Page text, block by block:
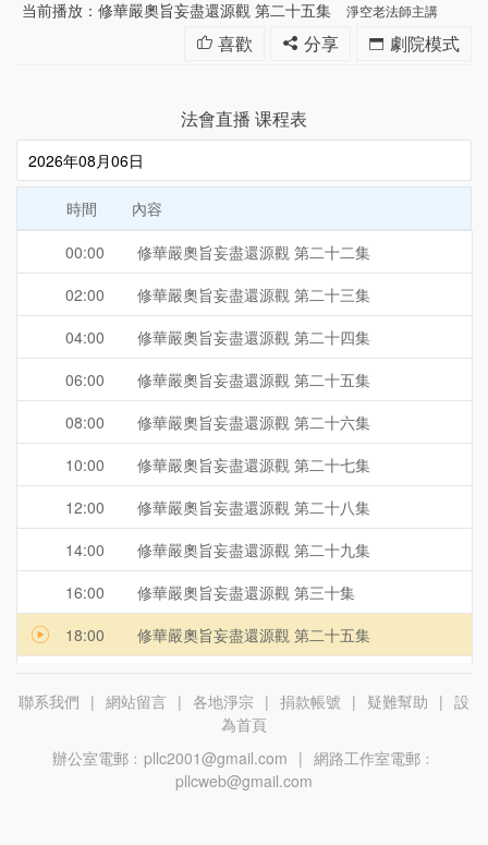
当前播放：修華嚴奧旨妄盡還源觀 第二十五集 淨空老法師主講
劇院模式
分享
喜歡
法會直播 课程表
時間
內容
00:00
修華嚴奧旨妄盡還源觀 第二十二集
02:00
修華嚴奧旨妄盡還源觀 第二十三集
04:00
修華嚴奧旨妄盡還源觀 第二十四集
06:00
修華嚴奧旨妄盡還源觀 第二十五集
08:00
修華嚴奧旨妄盡還源觀 第二十六集
10:00
修華嚴奧旨妄盡還源觀 第二十七集
12:00
修華嚴奧旨妄盡還源觀 第二十八集
14:00
修華嚴奧旨妄盡還源觀 第二十九集
16:00
修華嚴奧旨妄盡還源觀 第三十集
18:00
修華嚴奧旨妄盡還源觀 第二十五集
修華嚴奧旨妄盡還源觀 第二十七集
聯系我們 | 網站留言 | 各地淨宗 | 捐款帳號 | 疑難幫助 | 設
為首頁
辦公室電郵﹕ pllc2001@gmail.com | 網路工作室電郵﹕
pllcweb@gmail.com